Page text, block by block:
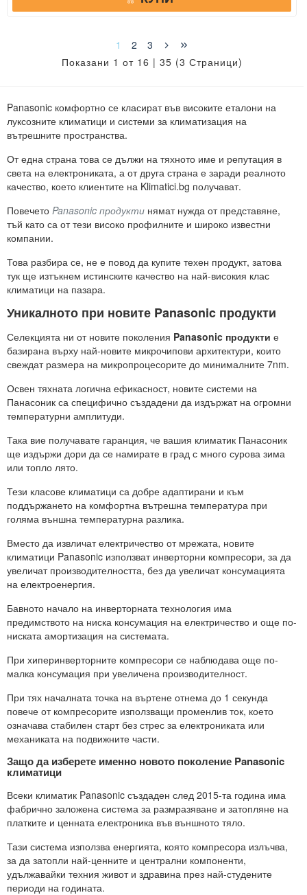
1 2
3
Показани 1 от 16 | 35 (3 Страници)
Panasonic комфортно се класират във високите еталони на
луксозните климатици и системи за климатизация на
вътрешните пространства.
От една страна това се дължи на тяхното име и репутация в
света на електрониката, а от друга страна е заради реалното
качество, което клиентите на Klimatici.bg получават.
Повечето Panasonic продукти нямат нужда от представяне,
тъй като са от тези високо профилните и широко известни
компании.
Това разбира се, не е повод да купите техен продукт, затова
тук ще изтъкнем истинските качество на най-високия клас
климатици на пазара.
Уникалното при новите Panasonic продукти
Селекцията ни от новите поколения Panasonic продукти е
базирана върху най-новите микрочипови архитектури, които
свеждат размера на микропроцесорите до минималните 7nm.
Освен тяхната логична ефикасност, новите системи на
Панасоник са специфично създадени да издържат на огромни
температурни амплитуди.
Така вие получавате гаранция, че вашия климатик Панасоник
ще издържи дори да се намирате в град с много сурова зима
или топло лято.
Тези класове климатици са добре адаптирани и към
поддържането на комфортна вътрешна температура при
голяма външна температурна разлика.
Вместо да извличат електричество от мрежата, новите
климатици Panasonic използват инверторни компресори, за да
увеличат производителността, без да увеличат консумацията
на електроенергия.
Бавното начало на инверторната технология има
предимството на ниска консумация на електричество и още по-
ниската амортизация на системата.
При хиперинверторните компресори се наблюдава още по-
малка консумация при увеличена производителност.
При тях началната точка на въртене отнема до 1 секунда
повече от компресорите използващи променлив ток, което
означава стабилен старт без стрес за електрониката или
механиката на подвижните части.
Защо да изберете именно новото поколение Panasonic
климатици
Всеки климатик Panasonic създаден след 2015-та година има
фабрично заложена система за размразяване и затопляне на
платките и ценната електроника във външното тяло.
Тази система използва енергията, която компресора излъчва,
за да затопли най-ценните и централни компоненти,
удължавайки техния живот и здравина през най-студените
периоди на годината.